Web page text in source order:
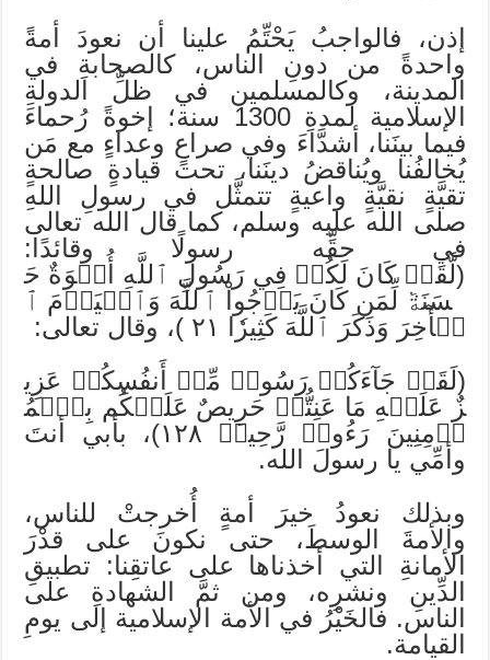
إذن، فالواجبُ يَحْتِّمُ علينا أن نعودَ أمةً
واحدةً من دونِ الناس، كالصحابةِ في
المدينة، وكالمسلمين في ظلِّ الدولةِ
الإسلامية لمدةِ 1300 سنة؛ إخوةً رُحماءَ
فيما بينَنا، أشدَّاءَ وفي صراعٍ وعداءٍ مع مَن
يُخالفُنا ويُناقضُ دينَنا، تحت قيادةٍ صالحةٍ
تقيَّةٍ نقيَّةٍ واعيةٍ تتمثَّل في رسولِ اللهِ
صلى الله عليه وسلم، كما قال الله تعالى
في حقِّه رسولًا وقائدًا:
(لَّقَدۡ كَانَ لَكُمۡ فِي رَسُولِ ٱللَّهِ أُسۡوَةٌ حَ
سَنَةٞ لِّمَن كَانَ يَرۡجُواْ ٱللَّهَ وَٱلۡيَوۡمَ ٱ
لۡأٓخِرَ وَذَكَرَ ٱللَّهَ كَثِيرٗا ٢١ )، وقال تعالى:
(لَقَدۡ جَآءَكُمۡ رَسُولٞ مِّنۡ أَنفُسِكُمۡ عَزِي
زٌ عَلَيۡهِ مَا عَنِتُّمۡ حَرِيصٌ عَلَيۡكُم بِٱلۡمُ
ؤۡمِنِينَ رَءُوفٞ رَّحِيمٞ ١٢٨)، بأبي أنتَ
وأمِّي يا رسولَ الله.
وبذلك نعودُ خيرَ أمةٍ أُخرجتْ للناس،
والأمةَ الوسطَ، حتى نكونَ على قدْرَ
الأمانةِ التي أخذناها على عاتقِنا: تطبيقِ
الدِّينِ ونشرِه، ومن ثمَّ الشهادةِ على
الناس. فالخَيْرُ في الأمة الإسلامية إلى يومِ
القيامة.